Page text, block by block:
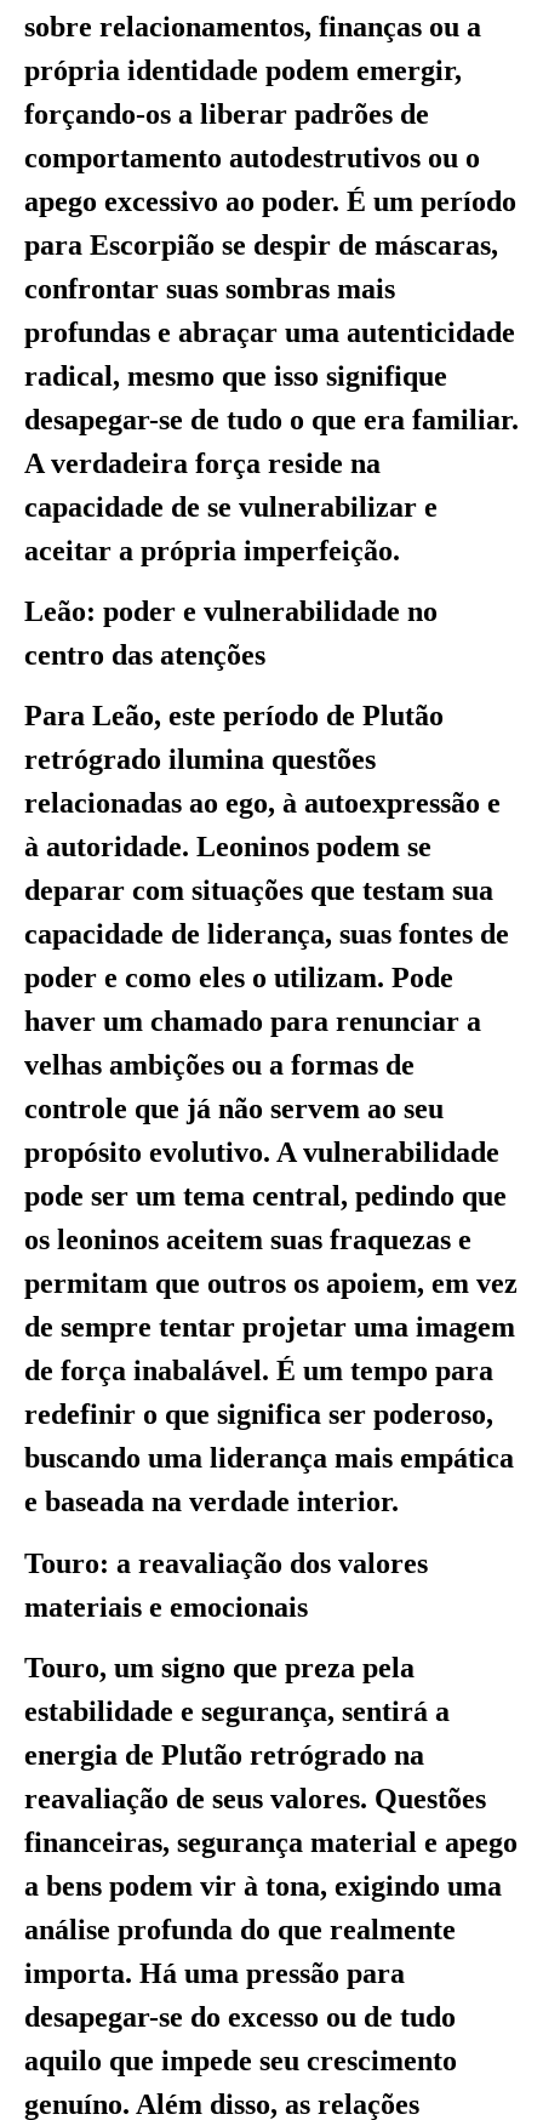
sobre relacionamentos, finanças ou a
própria identidade podem emergir,
forçando-os a liberar padrões de
comportamento autodestrutivos ou o
apego excessivo ao poder. É um período
para Escorpião se despir de máscaras,
confrontar suas sombras mais
profundas e abraçar uma autenticidade
radical, mesmo que isso signifique
desapegar-se de tudo o que era familiar.
A verdadeira força reside na
capacidade de se vulnerabilizar e
aceitar a própria imperfeição.
Leão: poder e vulnerabilidade no
centro das atenções
Para Leão, este período de Plutão
retrógrado ilumina questões
relacionadas ao ego, à autoexpressão e
à autoridade. Leoninos podem se
deparar com situações que testam sua
capacidade de liderança, suas fontes de
poder e como eles o utilizam. Pode
haver um chamado para renunciar a
velhas ambições ou a formas de
controle que já não servem ao seu
propósito evolutivo. A vulnerabilidade
pode ser um tema central, pedindo que
os leoninos aceitem suas fraquezas e
permitam que outros os apoiem, em vez
de sempre tentar projetar uma imagem
de força inabalável. É um tempo para
redefinir o que significa ser poderoso,
buscando uma liderança mais empática
e baseada na verdade interior.
Touro: a reavaliação dos valores
materiais e emocionais
Touro, um signo que preza pela
estabilidade e segurança, sentirá a
energia de Plutão retrógrado na
reavaliação de seus valores. Questões
financeiras, segurança material e apego
a bens podem vir à tona, exigindo uma
análise profunda do que realmente
importa. Há uma pressão para
desapegar-se do excesso ou de tudo
aquilo que impede seu crescimento
genuíno. Além disso, as relações